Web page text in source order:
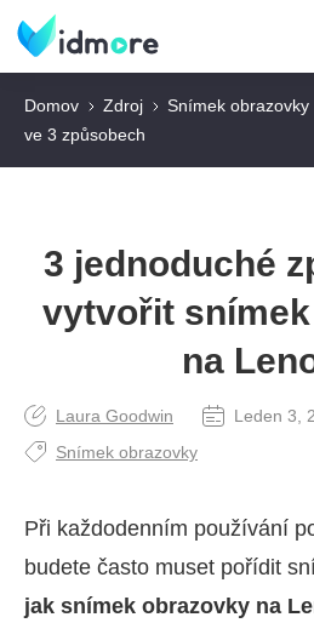
Domov Zdroj Snímek obrazovky
ve 3 způsobech
3 jednoduché
vytvořit
na
Laura Goodwin
Leden 3,
Snímek obrazovky
Při každodenním používání
budete často muset pořídit
jak snímek obrazovky na